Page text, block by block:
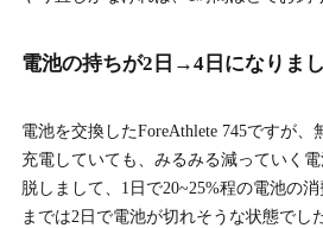
電池の持ちが2日→4日になりま
電池を交換したForeAthlete 745ですが
充電していても、みるみる減っていく
脱しまして、1日で20~25%程の電池の
までは2日で電池が切れそうな状態でし